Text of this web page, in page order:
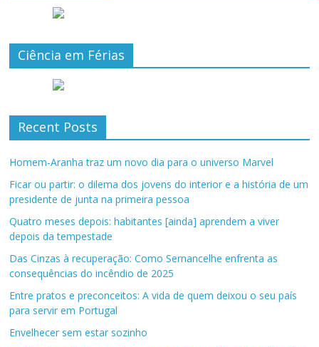
Ciência em Férias
Recent Posts
Homem-Aranha traz um novo dia para o universo Marvel
Ficar ou partir: o dilema dos jovens do interior e a história de um
presidente de junta na primeira pessoa
Quatro meses depois: habitantes [ainda] aprendem a viver
depois da tempestade
Das Cinzas à recuperação: Como Sernancelhe enfrenta as
consequências do incêndio de 2025
Entre pratos e preconceitos: A vida de quem deixou o seu país
para servir em Portugal
Envelhecer sem estar sozinho